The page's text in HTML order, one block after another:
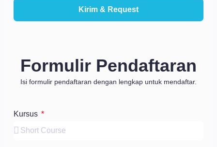
Kirim & Request
Formulir Pendaftaran
Isi formulir pendaftaran dengan lengkap untuk mendaftar.
Kursus